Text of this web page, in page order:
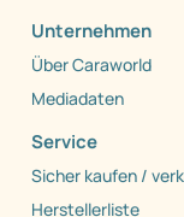
Unternehmen
Über Caraworld
Mediadaten
Service
Sicher kaufen /
Herstellerliste